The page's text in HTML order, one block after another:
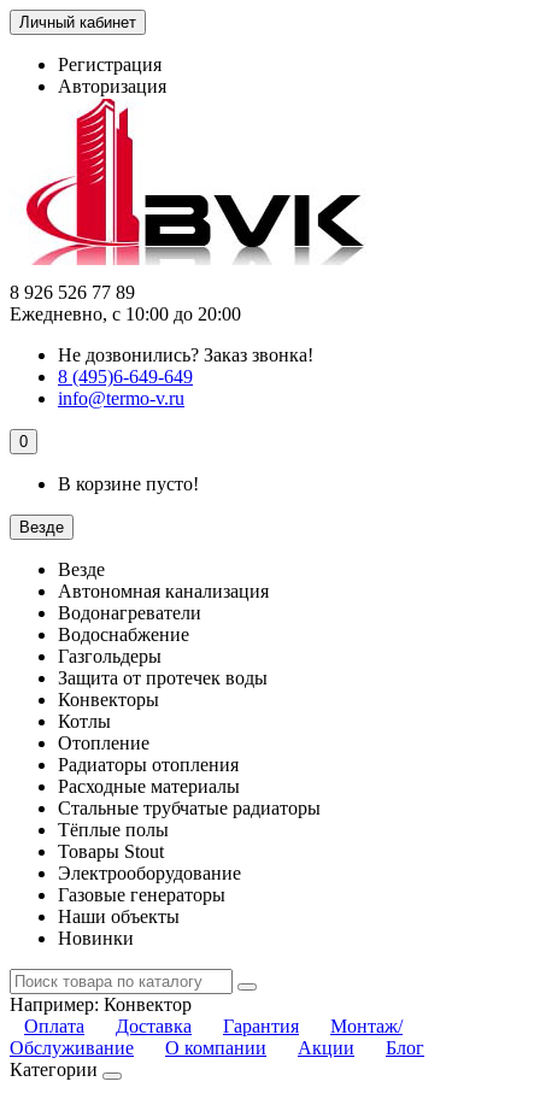
Личный кабинет
Регистрация
Авторизация
8 926 526 77 89
Ежедневно, с 10:00 до 20:00
Не дозвонились? Заказ звонка!
8 (495)6-649-649
info@termo-v.ru
0
В корзине пусто!
Везде
Везде
Автономная канализация
Водонагреватели
Водоснабжение
Газгольдеры
Защита от протечек воды
Конвекторы
Котлы
Отопление
Радиаторы отопления
Расходные материалы
Стальные трубчатые радиаторы
Тёплые полы
Товары Stout
Электрооборудование
Газовые генераторы
Наши объекты
Новинки
Например: Конвектор
Оплата
Доставка Гарантия
Монтаж/
Обслуживание
О компании Акции
Блог
Категории